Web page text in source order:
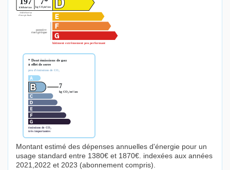
Montant estimé des dépenses annuelles d'énergie pour un
usage standard entre 1380€ et 1870€. indexées aux années
2021,2022 et 2023 (abonnement compris).